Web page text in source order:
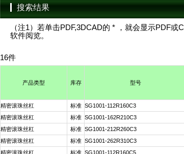
搜索结果
（注1）若单击PDF,3DCAD的 * ，就会显示PDF
软件阅览。
16件
产品类型 库存 型号
精密滚珠丝杠 标准 SG1001-112R160C3
精密滚珠丝杠
标准 SG1001-162R210C3
精密滚珠丝杠
标准 SG1001-212R260C3
精密滚珠丝杠
标准 SG1001-262R310C3
精密滚珠丝杠
标准 SG1001-112R160C5